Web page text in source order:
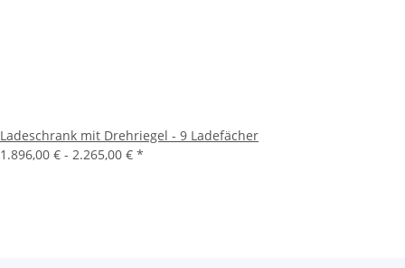
Ladeschrank mit Drehriegel - 9 Ladefächer
1.896,00 € - 2.265,00 € *